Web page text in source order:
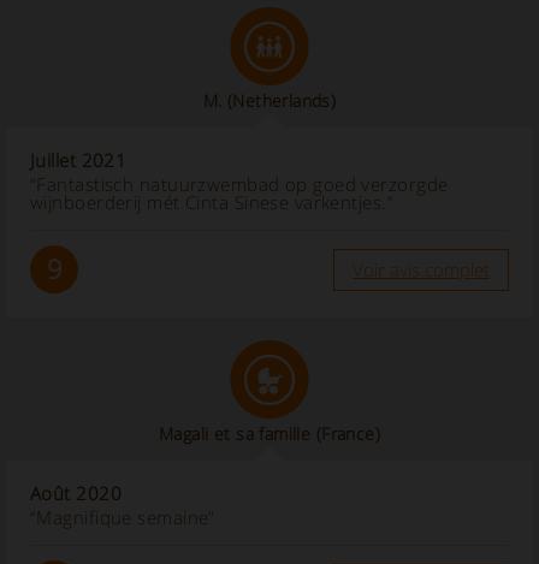
M. (Netherlands)
Juillet 2021
“Fantastisch natuurzwembad op goed verzorgde
wijnboerderij mét Cinta Sinese varkentjes.”
9 Voir avis complet
Magali et sa famille (France)
Août 2020
“Magnifique semaine”